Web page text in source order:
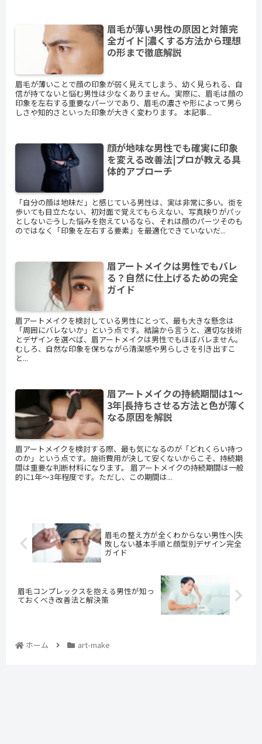
眉毛が薄い男性の原因と対策完
全ガイド|濃くする方法から理想
の形まで徹底解説
眉毛が薄いことで顔の印象が弱く見えてしまう、幼く見られる、自
信が持てないと悩む男性は少なくありません。実際に、眉毛は顔の
印象を左右する重要なパーツであり、眉毛の濃さや形によって男ら
しさや知的さといった印象が大きく変わります。 本記事...
顔が地味な男性でも確実に印象
を変える改善法|プロが教える具
体的アプローチ
「自分の顔は地味だ」と感じている男性は、実は非常に多い。街を
歩いても目立たない、初対面で覚えてもらえない、写真映りがパッ
としない――こうした悩みを抱えているなら、それは顔のパーツそのも
のではなく「印象を左右する要素」を最適化できていないだ...
眉アートメイクは男性でもバレ
る？自然に仕上げるための完全
ガイド
眉アートメイクを検討している男性にとって、最も大きな懸念は
「周囲にバレないか」という点です。結論から言うと、適切な技術
とデザインを選べば、眉アートメイクは男性でもほぼバレません。
むしろ、自然な印象を保ちながら清潔感や男らしさを引き出すこ
と...
眉アートメイクの持続期間は1〜
3年|長持ちさせる方法と色が薄く
なる原因を解説
眉アートメイクを検討する際、最も気になるのが「どれくらい持つ
のか」という点です。施術費用が決して安くないからこそ、持続期
間は重要な判断材料になります。 眉アートメイクの持続期間は一般
的に1年〜3年程度です。ただし、この期間は...
眉毛の整え方が全くわからない男性へ|失
敗しない基本手順と顔型別デザイン完全
ガイド
眉毛コンプレックスを抱える男性が知っ
ておくべき改善法と解決策
ホーム art-make